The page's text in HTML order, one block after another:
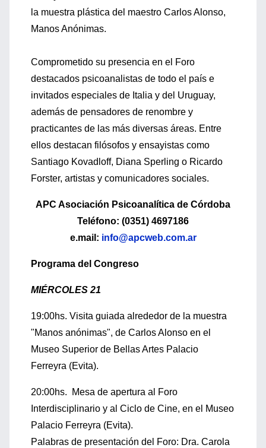
la muestra plástica del maestro Carlos Alonso,
Manos Anónimas.
Comprometido su presencia en el Foro
destacados psicoanalistas de todo el país e
invitados especiales de Italia y del Uruguay,
además de pensadores de renombre y
practicantes de las más diversas áreas. Entre
ellos destacan filósofos y ensayistas como
Santiago Kovadloff, Diana Sperling o Ricardo
Forster, artistas y comunicadores sociales.
APC Asociación Psicoanalítica de Córdoba
Teléfono: (0351) 4697186
e.mail: info@apcweb.com.ar
Programa del Congreso
MIÉRCOLES 21
19:00hs. Visita guiada alrededor de la muestra
"Manos anónimas", de Carlos Alonso en el
Museo Superior de Bellas Artes Palacio
Ferreyra (Evita).
20:00hs. Mesa de apertura al Foro
Interdisciplinario y al Ciclo de Cine, en el Museo
Palacio Ferreyra (Evita).
Palabras de presentación del Foro: Dra. Carola